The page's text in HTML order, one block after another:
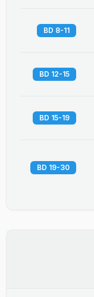
8-11 BD
12-15 BD
15-19 BD
19-30 BD